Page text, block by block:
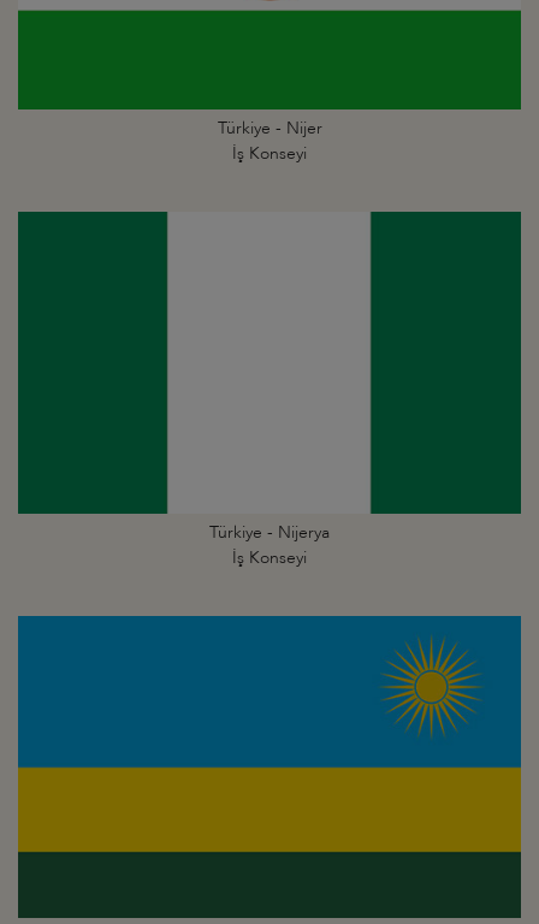
Türkiye - Nijer
İş Konseyi
Türkiye - Nijerya
İş Konseyi